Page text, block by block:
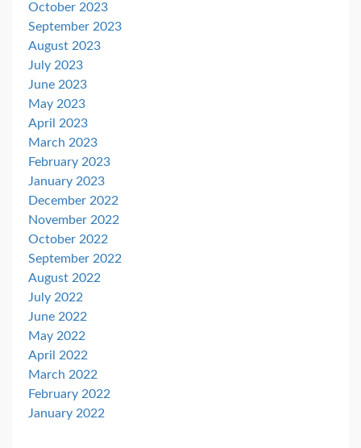
October 2023
September 2023
August 2023
July 2023
June 2023
May 2023
April 2023
March 2023
February 2023
January 2023
December 2022
November 2022
October 2022
September 2022
August 2022
July 2022
June 2022
May 2022
April 2022
March 2022
February 2022
January 2022